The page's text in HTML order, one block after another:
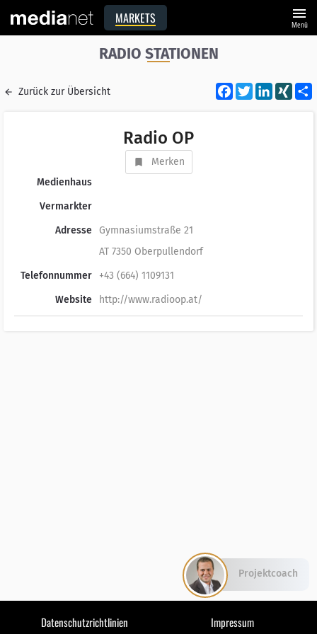
MARKETS menu
Menü
RADIO STATIONEN
Zurück zur Übersicht Facebook
Twitter XING
Radio OP
Merken
Medienhaus
Vermarkter
Adresse Gymnasiumstraße 21
AT 7350 Oberpullendorf
Telefonnummer
+43 (664) 1109131
Website
http://www.radioop.at/
Datenschutzrichtlinien Impressum
Projektcoach